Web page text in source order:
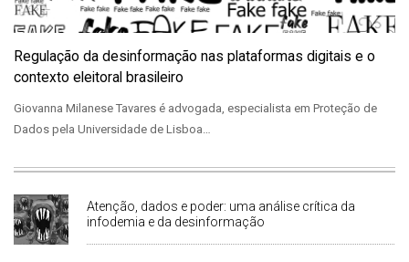
Regulação da desinformação nas plataformas digitais e o
contexto eleitoral brasileiro
Giovanna Milanese Tavares é advogada, especialista em Proteção de
Dados pela Universidade de Lisboa…
Atenção, dados e poder: uma análise crítica da
infodemia e da desinformação